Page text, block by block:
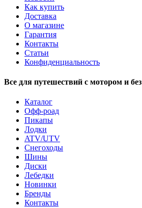
Как купить
Доставка
О магазине
Гарантия
Контакты
Статьи
Конфиденциальность
Все для путешествий с мотором и без
Каталог
Офф-роад
Пикапы
Лодки
ATV/UTV
Снегоходы
Шины
Диски
Лебедки
Новинки
Бренды
Контакты